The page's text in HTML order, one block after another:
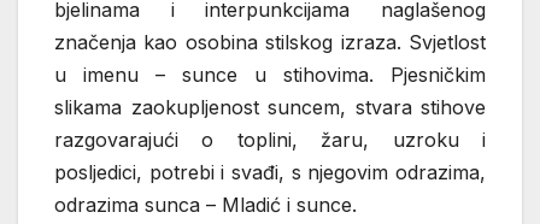
bjelinama i interpunkcijama naglašenog
značenja kao osobina stilskog izraza. Svjetlost
u imenu – sunce u stihovima. Pjesničkim
slikama zaokupljenost suncem, stvara stihove
razgovarajući o toplini, žaru, uzroku i
posljedici, potrebi i svađi, s njegovim odrazima,
odrazima sunca – Mladić i sunce.